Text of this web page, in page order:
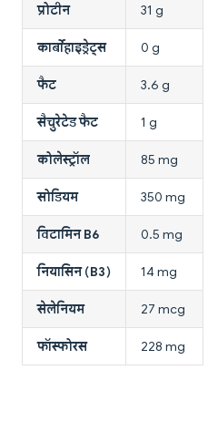
प्रोटीन 31 g
कार्बोहाइड्रेट्स 0 g
फैट 3.6 g
सैचुरेटेड फैट 1 g
कोलेस्ट्रॉल 85 mg
सोडियम 350 mg
विटामिन B6 0.5 mg
नियासिन (B3) 14 mg
सेलेनियम 27 mcg
फॉस्फोरस 228 mg